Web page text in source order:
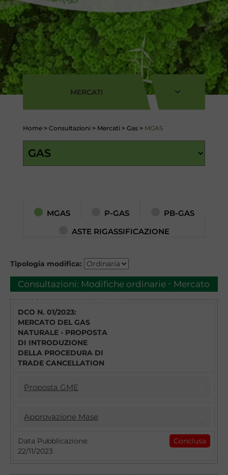
MERCATI
Home > Consultazioni > Mercati > Gas > MGAS
MGAS P-GAS
PB-GAS
ASTE RIGASSIFICAZIONE
Tipologia modifica:
Consultazioni: Modifiche ordinarie - Mercato
del Gas naturale - MGAS
DCO N. 01/2023:
MERCATO DEL GAS
NATURALE - PROPOSTA
DI INTRODUZIONE
DELLA PROCEDURA DI
TRADE CANCELLATION
Proposta GME
INTRODUZIONE DELLA PROCEDURA DI
TRADE CANCELLATION
Con il DCO n. 1/2023 il GME intende
Approvazione Mase
22/11/2023
Introduzione della procedura di Trade
Cancellation: approvazione della Disciplina
Data Pubblicazione:
22/11/2023
Conclusa